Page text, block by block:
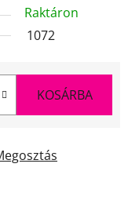
Raktáron
1072
KOSÁRBA